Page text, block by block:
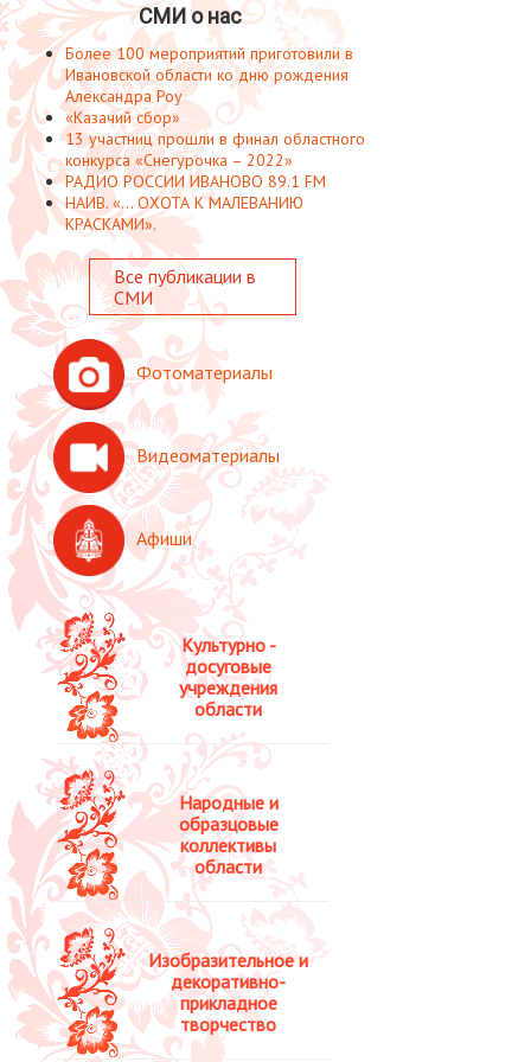
Культурно -
досуговые
учреждения
области
Народные и
образцовые
коллективы
области
Изобразительное и
декоративно-
прикладное
творчество
СМИ о нас
Более 100 мероприятий приготовили в
Ивановской области ко дню рождения
Александра Роу
«Казачий сбор»
13 участниц прошли в финал областного
конкурса «Снегурочка – 2022»
РАДИО РОССИИ ИВАНОВО 89.1 FM
НАИВ. «... ОХОТА К МАЛЕВАНИЮ
КРАСКАМИ».
Все публикации в
СМИ
Фотоматериалы
Видеоматериалы
Афиши